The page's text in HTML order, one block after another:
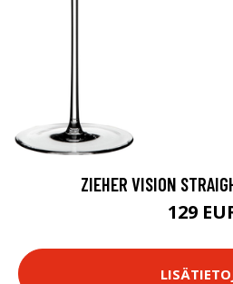
ZIEHER VISION
129